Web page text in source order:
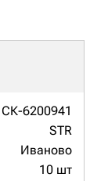
СК-6200941
STR
Иваново
10 шт